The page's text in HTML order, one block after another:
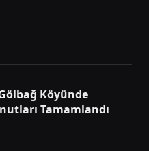
Köyünde
Tamamlandı